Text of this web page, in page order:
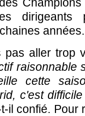
dirigeants
années.
pas aller trop
raisonnable
cette
c'est
il confié. Pour